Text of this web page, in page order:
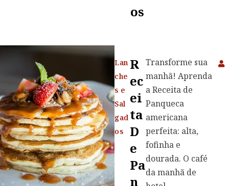
Os
Lan
che
s e
Sal
gad
os
R
Ec
Ei
Ta
D
E
Pa
N
Transforme sua
manhã! Aprenda
a Receita de
Panqueca
americana
perfeita: alta,
fofinha e
dourada. O café
da manhã de